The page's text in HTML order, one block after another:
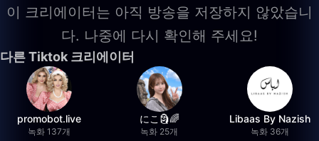
이 크리에이터는 아직 방송을 저장하지 않았습니
다. 나중에 다시 확인해 주세요!
다른 Tiktok 크리에이터
promobot.live
녹화 137개
にこ🗿🌈
녹화 25개
Libaas By Nazish
녹화 36개